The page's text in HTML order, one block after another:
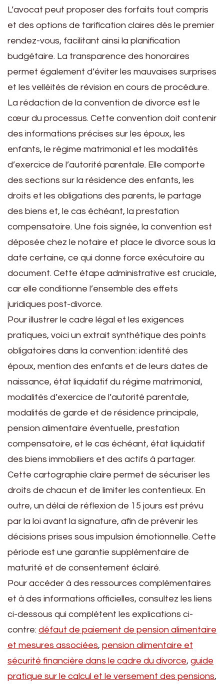
L’avocat peut proposer des forfaits tout compris
et des options de tarification claires dès le premier
rendez-vous, facilitant ainsi la planification
budgétaire. La transparence des honoraires
permet également d’éviter les mauvaises surprises
et les velléités de révision en cours de procédure.
La rédaction de la convention de divorce est le
cœur du processus. Cette convention doit contenir
des informations précises sur les époux, les
enfants, le régime matrimonial et les modalités
d’exercice de l’autorité parentale. Elle comporte
des sections sur la résidence des enfants, les
droits et les obligations des parents, le partage
des biens et, le cas échéant, la prestation
compensatoire. Une fois signée, la convention est
déposée chez le notaire et place le divorce sous la
date certaine, ce qui donne force exécutoire au
document. Cette étape administrative est cruciale,
car elle conditionne l’ensemble des effets
juridiques post-divorce.
Pour illustrer le cadre légal et les exigences
pratiques, voici un extrait synthétique des points
obligatoires dans la convention: identité des
époux, mention des enfants et de leurs dates de
naissance, état liquidatif du régime matrimonial,
modalités d’exercice de l’autorité parentale,
modalités de garde et de résidence principale,
pension alimentaire éventuelle, prestation
compensatoire, et le cas échéant, état liquidatif
des biens immobiliers et des actifs à partager.
Cette cartographie claire permet de sécuriser les
droits de chacun et de limiter les contentieux. En
outre, un délai de réflexion de 15 jours est prévu
par la loi avant la signature, afin de prévenir les
décisions prises sous impulsion émotionnelle. Cette
période est une garantie supplémentaire de
maturité et de consentement éclairé.
Pour accéder à des ressources complémentaires
et à des informations officielles, consultez les liens
ci-dessous qui complètent les explications ci-
contre: défaut de paiement de pension alimentaire
et mesures associées, pension alimentaire et
sécurité financière dans le cadre du divorce, guide
pratique sur le calcul et le versement des pensions,